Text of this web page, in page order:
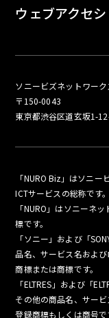
ウェブアクセ
ソニービズネットワー
〒150-0043
東京都渋谷区道玄坂1-
「NURO Biz」はソニ
ICTサービスの総称です。
「NURO」はソニーネ
標です。
「ソニー」および「
品名、サービス名およ
商標または商標です。
「ELTRES」および「
その他の商品名、サー
登録商標もしくは商号で